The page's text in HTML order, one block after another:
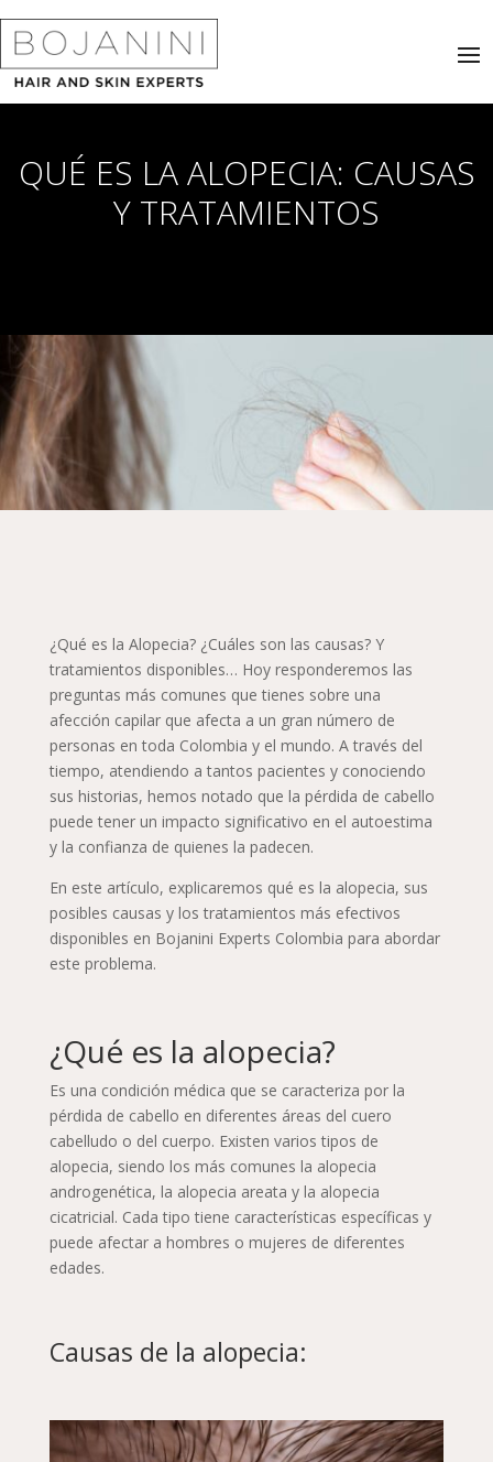
QUÉ ES LA ALOPECIA: CAUSAS
Y TRATAMIENTOS
¿Qué es la Alopecia? ¿Cuáles son las causas? Y
tratamientos disponibles… Hoy responderemos las
preguntas más comunes que tienes sobre una
afección capilar que afecta a un gran número de
personas en toda Colombia y el mundo. A través del
tiempo, atendiendo a tantos pacientes y conociendo
sus historias, hemos notado que la pérdida de cabello
puede tener un impacto significativo en el autoestima
y la confianza de quienes la padecen.
En este artículo, explicaremos qué es la alopecia, sus
posibles causas y los tratamientos más efectivos
disponibles en Bojanini Experts Colombia para abordar
este problema.
¿Qué es la alopecia?
Es una condición médica que se caracteriza por la
pérdida de cabello en diferentes áreas del cuero
cabelludo o del cuerpo. Existen varios tipos de
alopecia, siendo los más comunes la alopecia
androgenética, la alopecia areata y la alopecia
cicatricial. Cada tipo tiene características específicas y
puede afectar a hombres o mujeres de diferentes
edades.
Causas de la alopecia: